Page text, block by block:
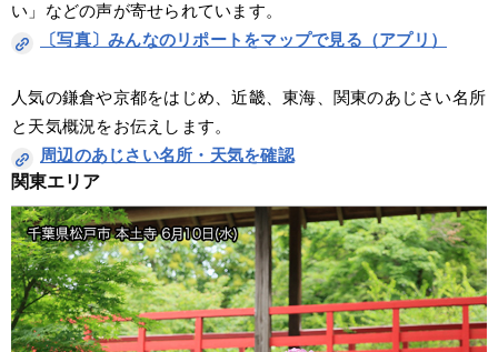
い」などの声が寄せられています。
〔写真〕みんなのリポートをマップで見る（アプリ）
人気の鎌倉や京都をはじめ、近畿、東海、関東のあじさい名所
と天気概況をお伝えします。
周辺のあじさい名所・天気を確認
関東エリア